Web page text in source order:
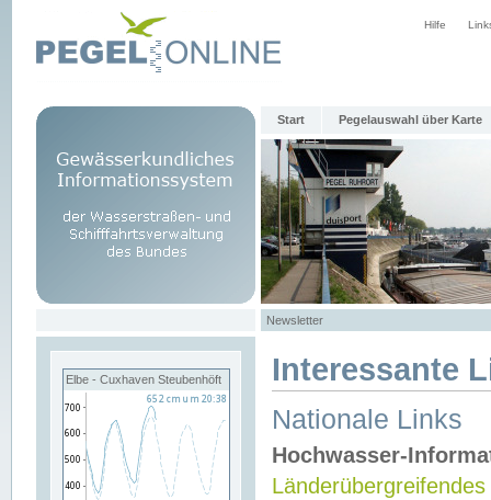
Hilfe
Start Pegelauswahl über Karte
Newsletter
Elbe - Cuxhaven Steubenhöft Interessante
Nationale Links
Hochwasser-